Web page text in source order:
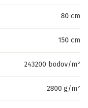
80 cm
150 cm
243200 bodov/m²
2800 g/m²